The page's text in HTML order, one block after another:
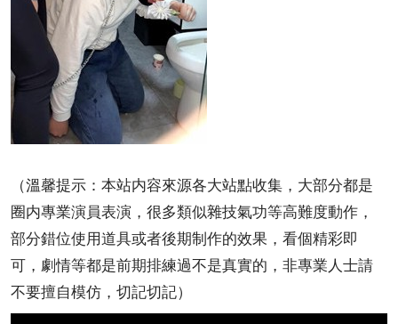
（溫馨提示：本站内容來源各大站點收集，大部分都是
圈内專業演員表演，很多類似雜技氣功等高難度動作，
部分錯位使用道具或者後期制作的效果，看個精彩即
可，劇情等都是前期排練過不是真實的，非專業人士請
不要擅自模仿，切記切記）